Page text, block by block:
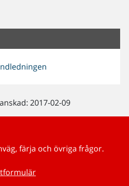
2017-02-09
färja och övriga frågor.